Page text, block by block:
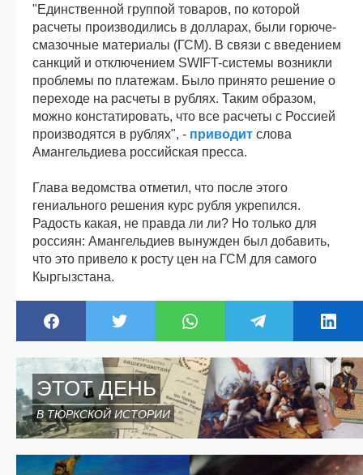
"Единственной группой товаров, по которой
расчеты производились в долларах, были горюче-
смазочные материалы (ГСМ). В связи с введением
санкций и отключением SWIFT-системы возникли
проблемы по платежам. Было принято решение о
переходе на расчеты в рублях. Таким образом,
можно констатировать, что все расчеты с Россией
производятся в рублях", - приводит слова
Амангельдиева российская пресса.
Глава ведомства отметил, что после этого
гениального решения курс рубля укрепился.
Радость какая, не правда ли ли? Но только для
россиян: Амангельдиев вынужден был добавить,
что это привело к росту цен на ГСМ для самого
Кыргызстана.
ЭТОТ ДЕНЬ
В ТЮРКСКОЙ ИСТОРИИ